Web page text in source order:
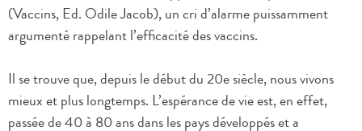
(Vaccins, Ed. Odile Jacob), un cri d’alarme puissamment
argumenté rappelant l’efficacité des vaccins.
Il se trouve que, depuis le début du 20e siècle, nous vivons
mieux et plus longtemps. L’espérance de vie est, en effet,
passée de 40 à 80 ans dans les pays développés et a